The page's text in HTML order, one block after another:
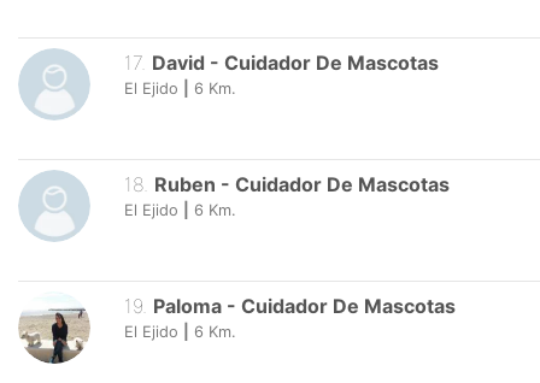
17. David - Cuidador De Mascotas
El Ejido 6 Km.
18. Ruben - Cuidador De Mascotas
El Ejido 6 Km.
19. Paloma - Cuidador De Mascotas
El Ejido 6 Km.